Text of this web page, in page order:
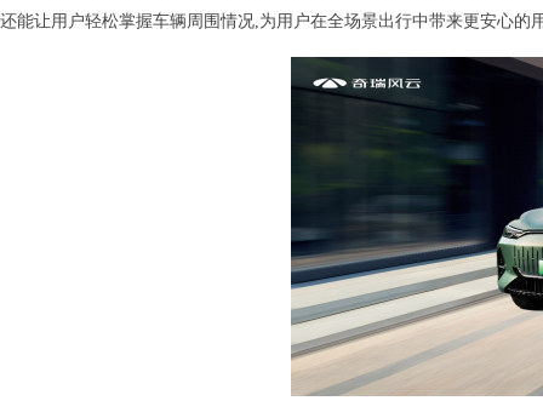
还能让用户轻松掌握车辆周围情况,为用户在全场景出行中带来更安心的